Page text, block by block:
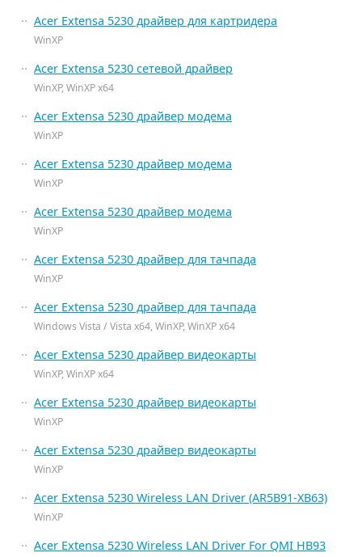
Acer Extensa 5230 драйвер для картридера
WinXP
Acer Extensa 5230 сетевой драйвер
WinXP, WinXP x64
Acer Extensa 5230 драйвер модема
WinXP
Acer Extensa 5230 драйвер модема
WinXP
Acer Extensa 5230 драйвер модема
WinXP
Acer Extensa 5230 драйвер для тачпада
WinXP
Acer Extensa 5230 драйвер для тачпада
Windows Vista / Vista x64, WinXP, WinXP x64
Acer Extensa 5230 драйвер видеокарты
WinXP, WinXP x64
Acer Extensa 5230 драйвер видеокарты
WinXP
Acer Extensa 5230 драйвер видеокарты
WinXP
Acer Extensa 5230 Wireless LAN Driver (AR5B91-XB63)
WinXP
Acer Extensa 5230 Wireless LAN Driver For QMI HB93